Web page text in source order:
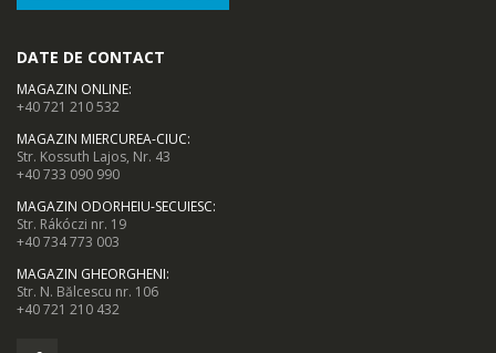
DATE DE CONTACT
MAGAZIN ONLINE:
+40 721 210 532
MAGAZIN MIERCUREA-CIUC:
Str. Kossuth Lajos, Nr. 43
+40 733 090 990
MAGAZIN ODORHEIU-SECUIESC:
Str. Rákóczi nr. 19
+40 734 773 003
MAGAZIN GHEORGHENI:
Str. N. Bălcescu nr. 106
+40 721 210 432